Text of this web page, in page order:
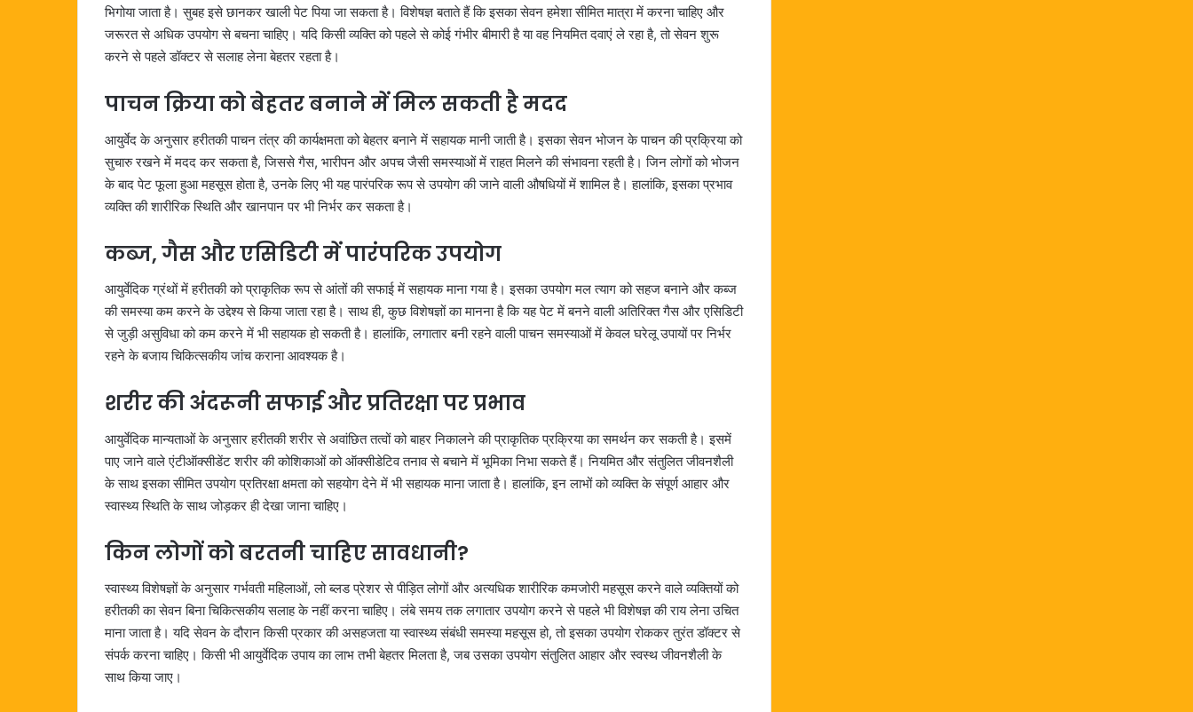
भिगोया जाता है। सुबह इसे छानकर खाली पेट पिया जा सकता है। विशेषज्ञ बताते हैं कि इसका सेवन हमेशा सीमित मात्रा में करना चाहिए और
जरूरत से अधिक उपयोग से बचना चाहिए। यदि किसी व्यक्ति को पहले से कोई गंभीर बीमारी है या वह नियमित दवाएं ले रहा है, तो सेवन शुरू
करने से पहले डॉक्टर से सलाह लेना बेहतर रहता है।
पाचन क्रिया को बेहतर बनाने में मिल सकती है मदद
आयुर्वेद के अनुसार हरीतकी पाचन तंत्र की कार्यक्षमता को बेहतर बनाने में सहायक मानी जाती है। इसका सेवन भोजन के पाचन की प्रक्रिया को
सुचारु रखने में मदद कर सकता है, जिससे गैस, भारीपन और अपच जैसी समस्याओं में राहत मिलने की संभावना रहती है। जिन लोगों को भोजन
के बाद पेट फूला हुआ महसूस होता है, उनके लिए भी यह पारंपरिक रूप से उपयोग की जाने वाली औषधियों में शामिल है। हालांकि, इसका प्रभाव
व्यक्ति की शारीरिक स्थिति और खानपान पर भी निर्भर कर सकता है।
कब्ज, गैस और एसिडिटी में पारंपरिक उपयोग
आयुर्वेदिक ग्रंथों में हरीतकी को प्राकृतिक रूप से आंतों की सफाई में सहायक माना गया है। इसका उपयोग मल त्याग को सहज बनाने और कब्ज
की समस्या कम करने के उद्देश्य से किया जाता रहा है। साथ ही, कुछ विशेषज्ञों का मानना है कि यह पेट में बनने वाली अतिरिक्त गैस और एसिडिटी
से जुड़ी असुविधा को कम करने में भी सहायक हो सकती है। हालांकि, लगातार बनी रहने वाली पाचन समस्याओं में केवल घरेलू उपायों पर निर्भर
रहने के बजाय चिकित्सकीय जांच कराना आवश्यक है।
शरीर की अंदरूनी सफाई और प्रतिरक्षा पर प्रभाव
आयुर्वेदिक मान्यताओं के अनुसार हरीतकी शरीर से अवांछित तत्वों को बाहर निकालने की प्राकृतिक प्रक्रिया का समर्थन कर सकती है। इसमें
पाए जाने वाले एंटीऑक्सीडेंट शरीर की कोशिकाओं को ऑक्सीडेटिव तनाव से बचाने में भूमिका निभा सकते हैं। नियमित और संतुलित जीवनशैली
के साथ इसका सीमित उपयोग प्रतिरक्षा क्षमता को सहयोग देने में भी सहायक माना जाता है। हालांकि, इन लाभों को व्यक्ति के संपूर्ण आहार और
स्वास्थ्य स्थिति के साथ जोड़कर ही देखा जाना चाहिए।
किन लोगों को बरतनी चाहिए सावधानी?
स्वास्थ्य विशेषज्ञों के अनुसार गर्भवती महिलाओं, लो ब्लड प्रेशर से पीड़ित लोगों और अत्यधिक शारीरिक कमजोरी महसूस करने वाले व्यक्तियों को
हरीतकी का सेवन बिना चिकित्सकीय सलाह के नहीं करना चाहिए। लंबे समय तक लगातार उपयोग करने से पहले भी विशेषज्ञ की राय लेना उचित
माना जाता है। यदि सेवन के दौरान किसी प्रकार की असहजता या स्वास्थ्य संबंधी समस्या महसूस हो, तो इसका उपयोग रोककर तुरंत डॉक्टर से
संपर्क करना चाहिए। किसी भी आयुर्वेदिक उपाय का लाभ तभी बेहतर मिलता है, जब उसका उपयोग संतुलित आहार और स्वस्थ जीवनशैली के
साथ किया जाए।